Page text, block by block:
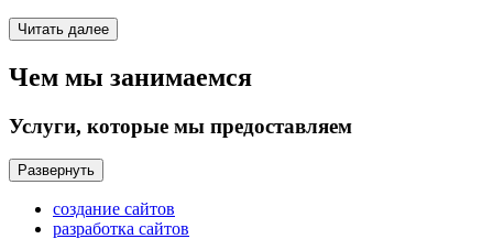
Читать далее
Чем мы занимаемся
Услуги, которые мы предоставляем
Развернуть
создание сайтов
разработка сайтов